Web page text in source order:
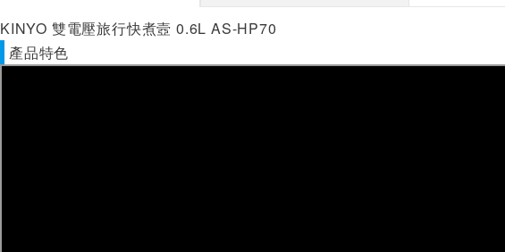
KINYO 雙電壓旅行快煮壼 0.6L AS-HP70
產品特色